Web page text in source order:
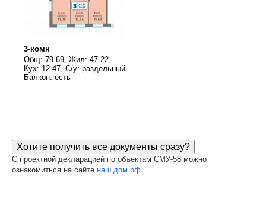
3-комн
Общ: 79.69, Жил: 47.22
Кух: 12.47, С/у: раздельный
Балкон: есть
Хотите получить все документы сразу?
С проектной декларацией по объектам СМУ-58 можно
ознакомиться на сайте наш.дом.рф